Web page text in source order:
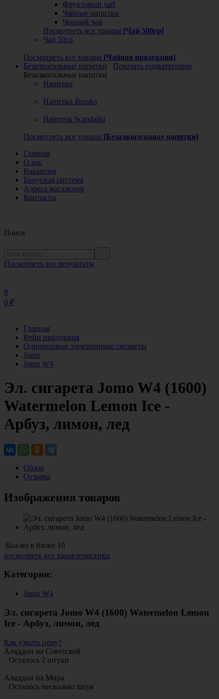
Фруктовый чай
Чайные напитки
Черный чай
Посмотреть все товары [Чай 500гр]
Чай 50гр
Посмотреть все товары [Чайная продукция]
Безалкогольные напитки
Показать подкатегории
Безалкогольные напитки
Напитки
Напитки Brusko
Напиток Scandalist
Посмотреть все товары [Безалкогольные напитки]
Главная
О нас
Вакансии
Бонусная система
Адреса магазинов
Контакты
Поиск
Посмотреть все результаты
0
0 ₽
Главная
Вейп продукция
Одноразовые электронные сигареты
Jomo
Jomo W4
Эл. сигарета Jomo W4 (1600)
Watermelon Lemon Ice -
Арбуз, лимон, лед
Обзор
Отзывы
Изображения товаров
Кол-во в блоке 10
посмотреть все характеристики
Категории:
Jomo W4
Эл. сигарета Jomo W4 (1600) Watermelon Lemon
Ice - Арбуз, лимон, лед
Как узнать цену?
Аладдин на Советской
Осталось 2 штуки
Аладдин на Мира
Осталось несколько штук